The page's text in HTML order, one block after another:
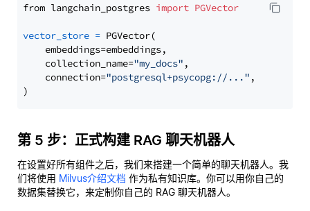
from langchain_postgres import PGVector
vector_store = PGVector(
    embeddings=embeddings,
    collection_name=
"my_docs" ,
    connection=
"postgresql+psycopg://..." ,
第 5 步：正式构建 RAG 聊天机器人
在设置好所有组件之后，我们来搭建一个简单的聊天机器人。我
们将使用 Milvus介绍文档 作为私有知识库。你可以用你自己的
数据集替换它，来定制你自己的 RAG 聊天机器人。